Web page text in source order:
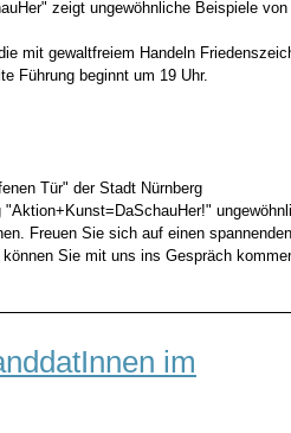
zeigt ungewöhnliche Beispiele von
mit gewaltfreiem Handeln
Führung beginnt um 19 Uhr.
Tür" der Stadt Nürnberg
Freuen Sie sich auf einen spannenden
Sie mit uns ins Gespräch
im